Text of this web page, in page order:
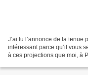
J’ai lu l’annonce de la tenue
intéressant parce qu’il vous
à ces projections que moi, à